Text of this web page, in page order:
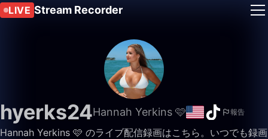
LIVE Stream Recorder
hyerks24Hannah Yerkins 🩷 報告
Hannah Yerkins 🩷 のライブ配信録画はこちら。いつでも録画